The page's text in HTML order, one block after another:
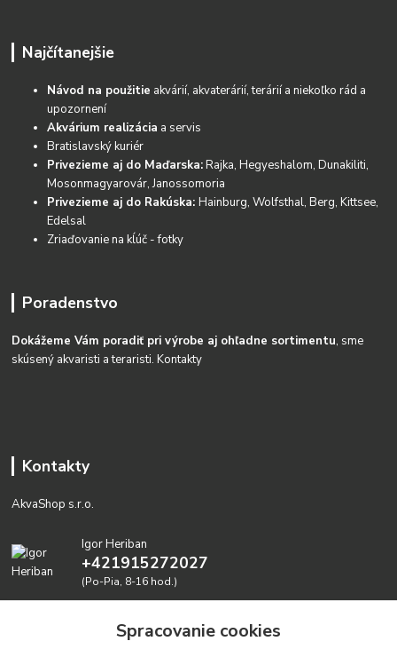
Najčítanejšie
Návod na použitie akvárií, akvaterárií, terárií a niekoľko rád a
upozornení
Akvárium realizácia a servis
Bratislavský kuriér
Privezieme aj do Maďarska:Rajka, Hegyeshalom, Dunakiliti,
Mosonmagyarovár, Janossomoria
Privezieme aj do Rakúska:Hainburg, Wolfsthal, Berg, Kittsee,
Edelsal
Zriaďovanie na kĺúč - fotky
Poradenstvo
Dokážeme Vám poradiť pri výrobe aj ohľadne sortimentu, sme
skúsený akvaristi a teraristi.Kontakty
Kontakty
AkvaShop s.r.o.
Igor Heriban
+421915272027
(Po-Pia, 8-16 hod.)
Spracovanie cookies